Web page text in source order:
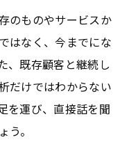
のものやサービスか
はなく、今までにな
、既存顧客と継続し
だけではわからない
を運び、直接話を聞
。